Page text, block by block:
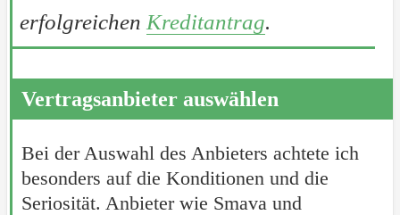
erfolgreichen Kreditantrag.
Vertragsanbieter auswählen
Bei der Auswahl des Anbieters achtete ich
besonders auf die Konditionen und die
Seriosität. Anbieter wie Smava und